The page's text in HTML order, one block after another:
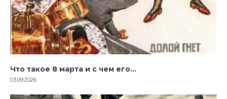
Что такое 8 марта и с чем его…
03.09.2026